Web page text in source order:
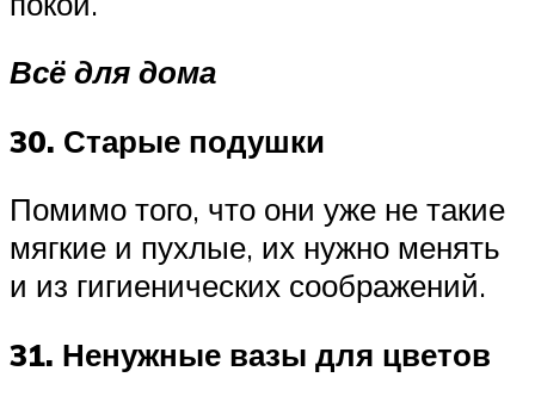
Всё для дома
30. Старые подушки
Помимо того, что они уже не такие
мягкие и пухлые, их нужно менять
и из гигиенических соображений.
31. Ненужные вазы для цветов